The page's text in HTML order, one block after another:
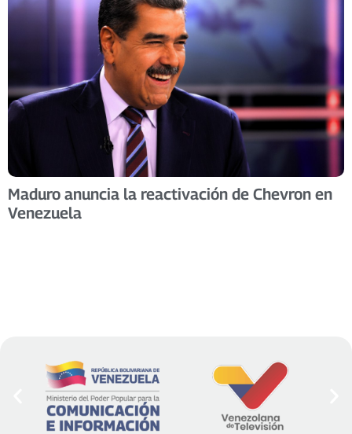
Maduro anuncia la reactivación de Chevron en
Venezuela